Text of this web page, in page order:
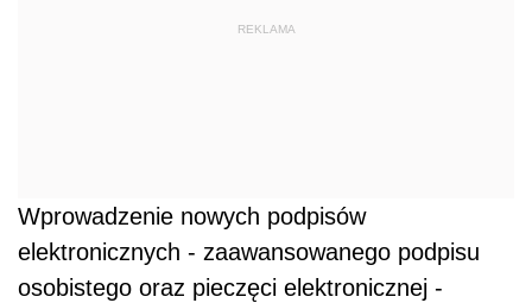
REKLAMA
Wprowadzenie nowych podpisów
elektronicznych - zaawansowanego podpisu
osobistego oraz pieczęci elektronicznej -